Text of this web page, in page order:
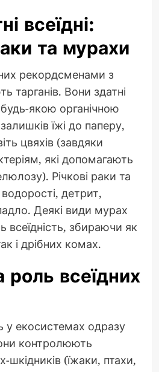
всеїдні:
та мурахи
рекордсменами з
тарганів. Вони здатні
якою органічною
їжі до паперу,
цвяхів (завдяки
які допомагають
Річкові раки та
детрит,
Деякі види мурах
збираючи як
і дрібних комах.
роль всеїдних
у екосистемах одразу
контролюють
шкідників (їжаки, птахи,